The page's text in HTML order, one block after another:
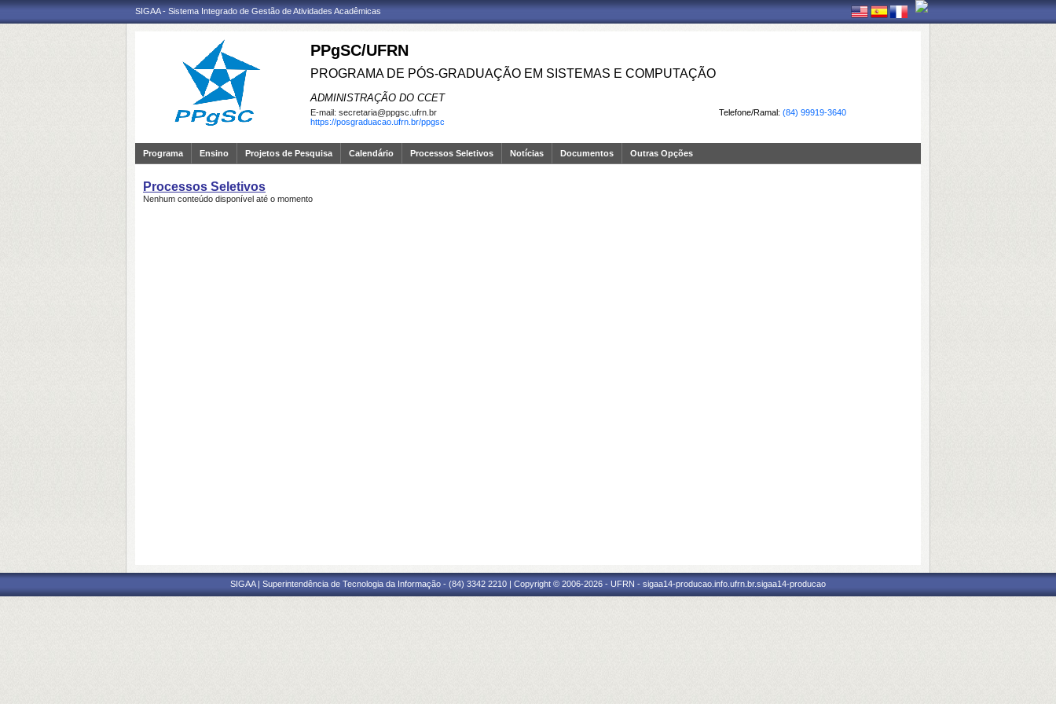
SIGAA - Sistema Integrado de Gestão de Atividades Acadêmicas
PPgSC/UFRN
PROGRAMA DE PÓS-GRADUAÇÃO EM SISTEMAS E COMPUTAÇÃO
ADMINISTRAÇÃO DO CCET
Telefone/Ramal: (84) 99919-3640
E-mail: secretaria@ppgsc.ufrn.br
https://posgraduacao.ufrn.br/ppgsc
Programa Ensino Projetos de Pesquisa Calendário Processos Seletivos Notícias Documentos Outras Opções
Processos Seletivos
Nenhum conteúdo disponível até o momento
SIGAA | Superintendência de Tecnologia da Informação - (84) 3342 2210 | Copyright © 2006-2026 - UFRN - sigaa14-producao.info.ufrn.br.sigaa14-producao